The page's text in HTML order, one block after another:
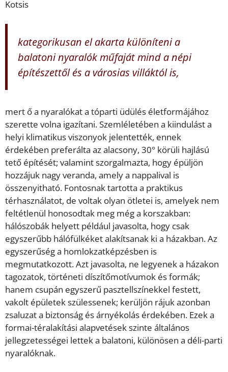
Kotsis
kategorikusan el akarta különíteni a
balatoni nyaralók műfaját mind a népi
építészettől és a városias villáktól is,
mert ő a nyaralókat a tóparti üdülés életformájához
szerette volna igazítani. Szemléletében a kiindulást a
helyi klimatikus viszonyok jelentették, ennek
érdekében preferálta az alacsony, 30° körüli hajlású
tető építését; valamint szorgalmazta, hogy épüljön
hozzájuk nagy veranda, amely a nappalival is
összenyitható. Fontosnak tartotta a praktikus
térhasználatot, de voltak olyan ötletei is, amelyek nem
feltétlenül honosodtak meg még a korszakban:
hálószobák helyett például javasolta, hogy csak
egyszerűbb hálófülkéket alakítsanak ki a házakban. Az
egyszerűség a homlokzatképzésben is
megmutatkozott. Azt javasolta, ne legyenek a házakon
tagozatok, történeti díszítőmotívumok és formák;
hanem csupán egyszerű pasztellszínekkel festett,
vakolt épületek szülessenek; kerüljön rájuk azonban
zsaluzat a biztonság és árnyékolás érdekében. Ezek a
formai-téralakítási alapvetések szinte általános
jellegzetességei lettek a balatoni, különösen a déli-parti
nyaralóknak.